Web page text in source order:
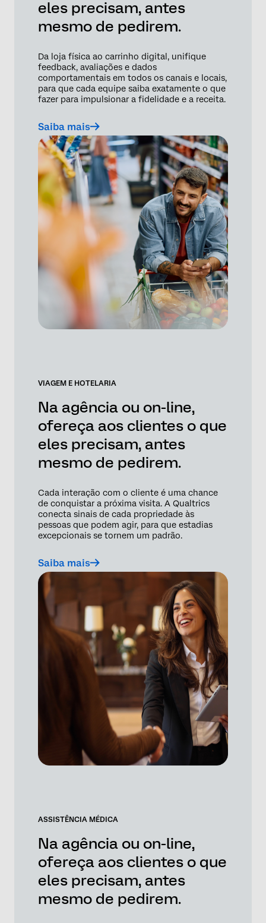
eles precisam, antes
mesmo de pedirem.
Da loja física ao carrinho digital, unifique
feedback, avaliações e dados
comportamentais em todos os canais e locais,
para que cada equipe saiba exatamente o que
fazer para impulsionar a fidelidade e a receita.
Saiba mais
VIAGEM E HOTELARIA
Na agência ou on-line,
ofereça aos clientes o que
eles precisam, antes
mesmo de pedirem.
Cada interação com o cliente é uma chance
de conquistar a próxima visita. A Qualtrics
conecta sinais de cada propriedade às
pessoas que podem agir, para que estadias
excepcionais se tornem um padrão.
Saiba mais
ASSISTÊNCIA MÉDICA
Na agência ou on-line,
ofereça aos clientes o que
eles precisam, antes
mesmo de pedirem.